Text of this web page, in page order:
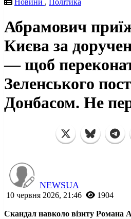
Новини , Політика
Абрамович
Києва за
— щоб
Зеленського
Донбасом. Не
NEWSUA
10 червня 2026, 21:46 1904
Скандал навколо візиту Романа